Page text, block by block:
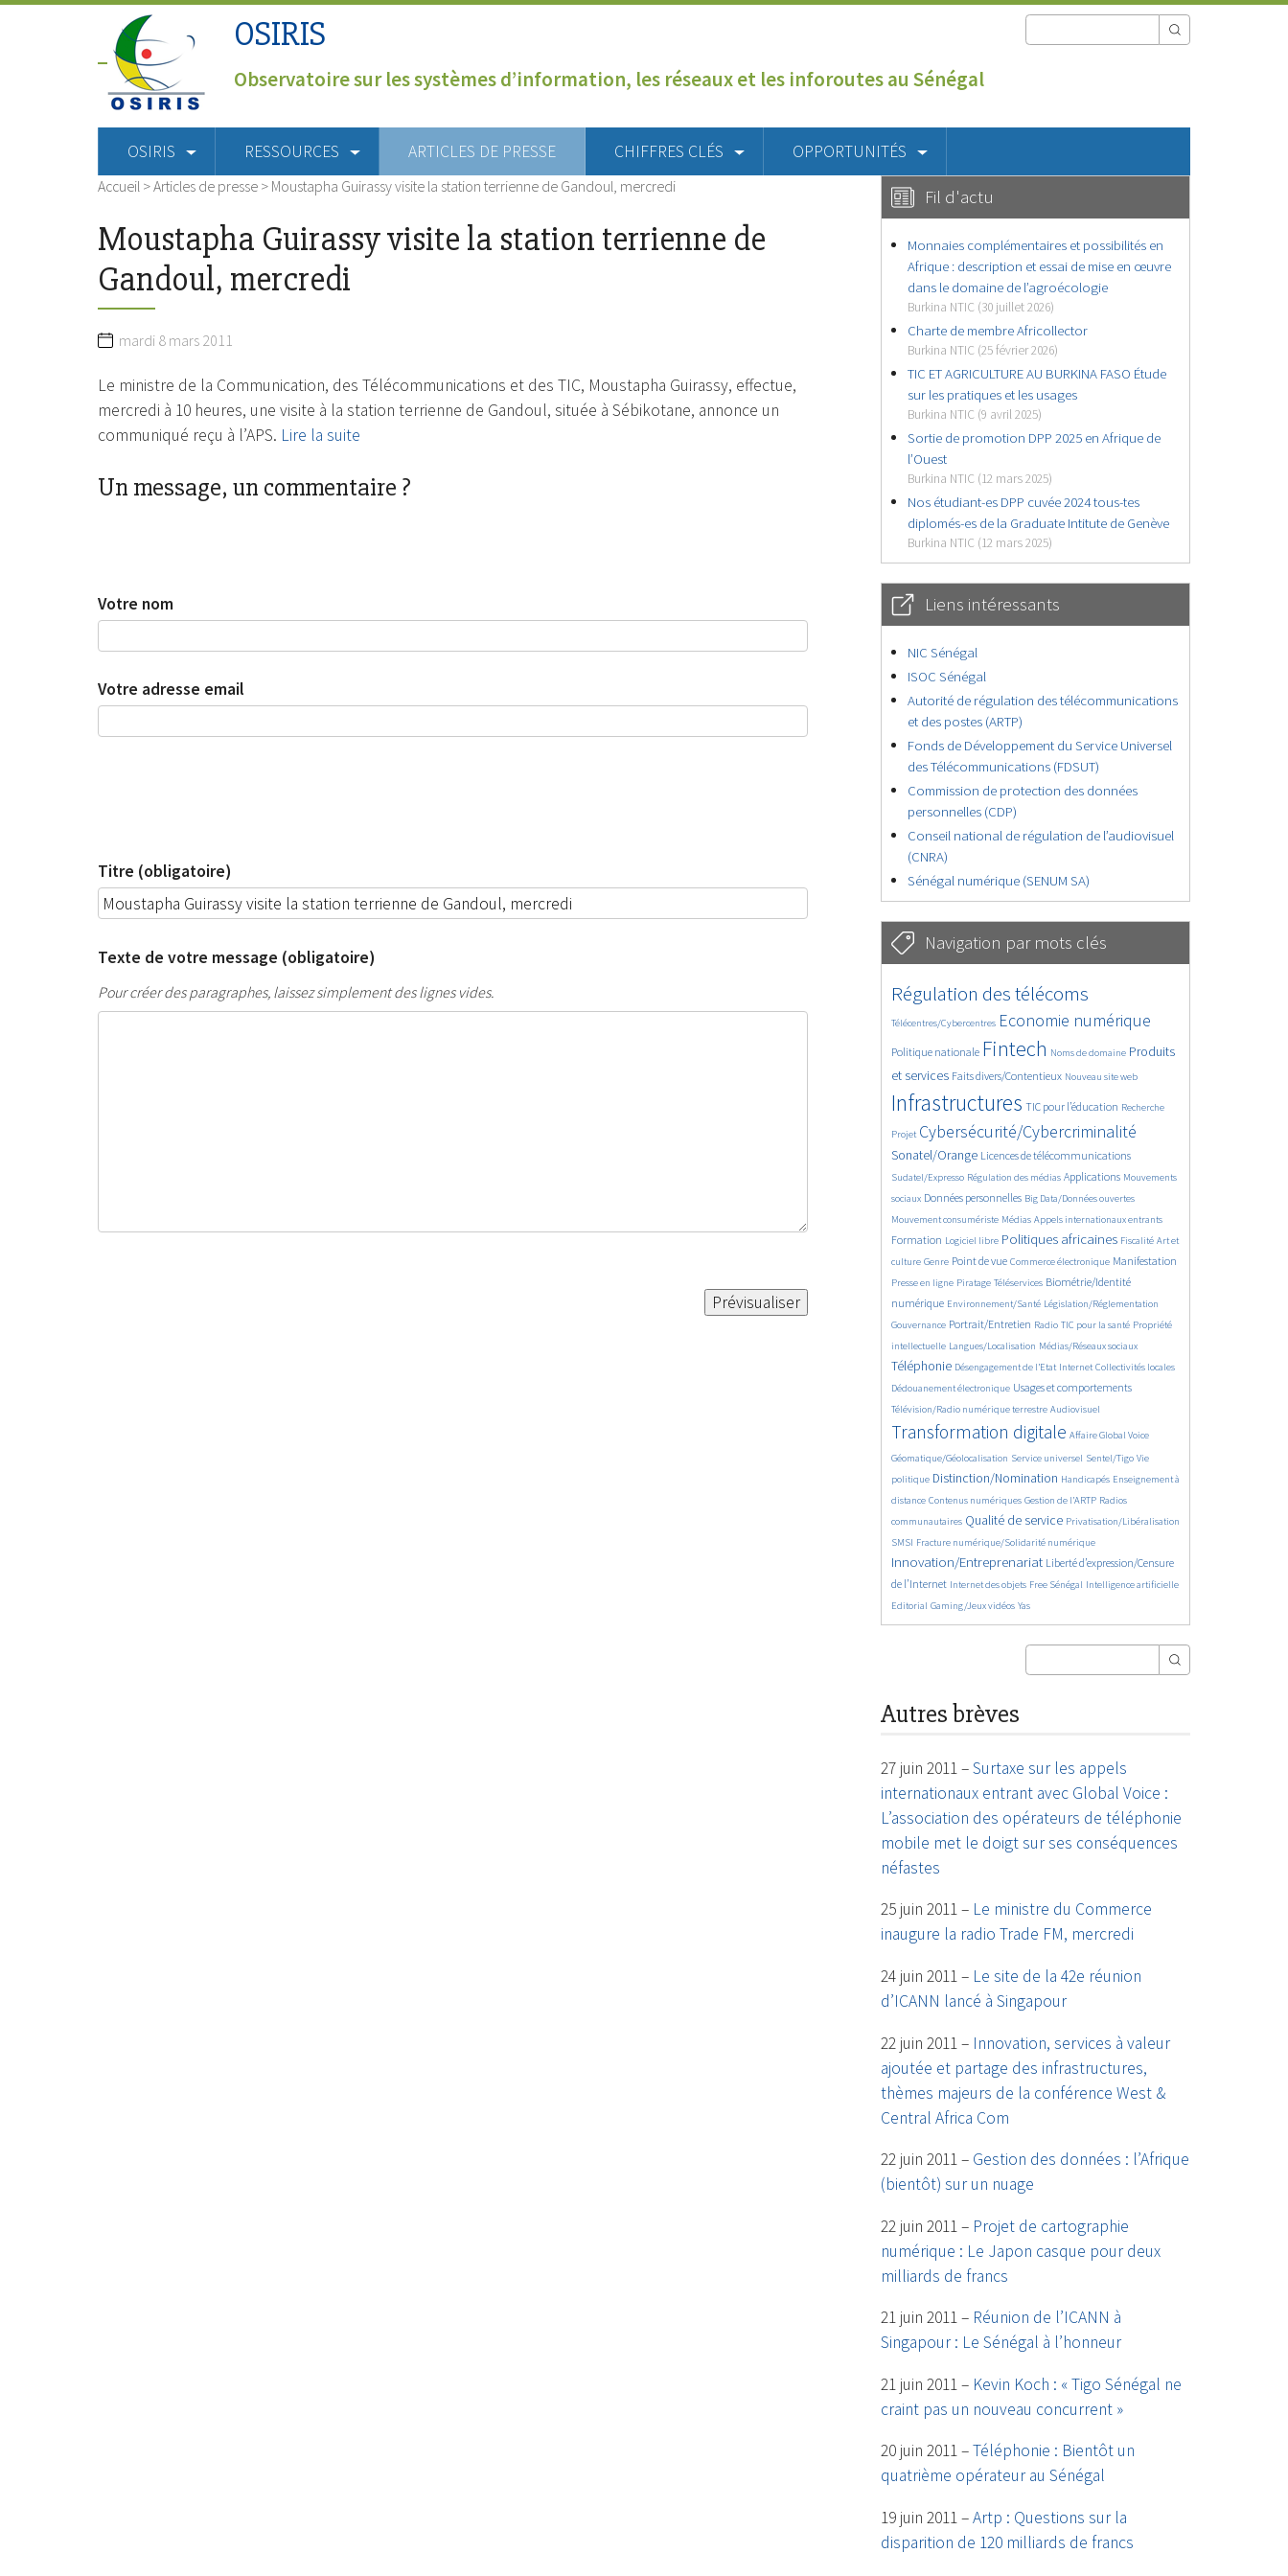
OSIRIS
Observatoire sur les systèmes d’information, les réseaux et les inforoutes au Sénégal
OSIRIS RESSOURCES ARTICLES DE PRESSE CHIFFRES CLÉS OPPORTUNITÉS
Accueil >Articles de presse > Moustapha Guirassy visite la station terrienne de Gandoul, mercredi
Moustapha Guirassy visite la station terrienne de
Gandoul, mercredi
mardi 8 mars 2011
Le ministre de la Communication, des Télécommunications et des TIC, Moustapha Guirassy, effectue,
mercredi à 10 heures, une visite à la station terrienne de Gandoul, située à Sébikotane, annonce un
communiqué reçu à l’APS. Lire la suite
Un message, un commentaire ?
Votre nom
Votre adresse email
Titre (obligatoire)
Texte de votre message (obligatoire)
Pour créer des paragraphes, laissez simplement des lignes vides.
Fil d'actu
Monnaies complémentaires et possibilités en
Afrique : description et essai de mise en œuvre
dans le domaine de l’agroécologie
Burkina NTIC (30 juillet 2026)
Charte de membre Africollector
Burkina NTIC (25 février 2026)
TIC ET AGRICULTURE AU BURKINA FASO Étude
sur les pratiques et les usages
Burkina NTIC (9 avril 2025)
Sortie de promotion DPP 2025 en Afrique de
l’Ouest
Burkina NTIC (12 mars 2025)
Nos étudiant-es DPP cuvée 2024 tous-tes
diplomés-es de la Graduate Intitute de Genève
Burkina NTIC (12 mars 2025)
Liens intéressants
NIC Sénégal
ISOC Sénégal
Autorité de régulation des télécommunications
et des postes (ARTP)
Fonds de Développement du Service Universel
des Télécommunications (FDSUT)
Commission de protection des données
personnelles (CDP)
Conseil national de régulation de l’audiovisuel
(CNRA)
Sénégal numérique (SENUM SA)
Navigation par mots clés
4629/5557
Régulation des télécoms
362/5557
Télécentres/Cybercentres
3737/5557 Economie numérique
1862/5557
Politique nationale Fintech Noms de domaine Produits
et services
1596/5557 Faits divers/Contentieux
839/5557 Nouveau site web
5557/5557
Infrastructures
1823/5557
TIC pour l’éducation
198/5557
Recherche
247/5557
Projet
3536/5557Cybersécurité/Cybercriminalité
2303/5557
Sonatel/Orange
1611/5557 Licences de télécommunications
299/5557
Sudatel/Expresso
1015/5557 Régulation des médias
1512/5557 Applications
1103/5557
Mouvements
sociaux
1664/5557Données personnelles
146/5557 Big Data/Données ouvertes
620/5557
Mouvement consumériste
366/5557 Médias
703/5557 Appels internationaux entrants
1749/5557
Formation
94/5557 Logiciel libre
2615/5557 Politiques africaines
1103/5557 Fiscalité
175/5557
Art et
culture
647/5557
Genre
1840/5557 Point de vue
1044/5557 Commerce électronique
1575/5557 Manifestation
337/5557
Presse en ligne
129/5557 Piratage
208/5557 Téléservices
1225/5557
Biométrie/Identité
numérique
363/5557 Environnement/Santé
349/5557 Législation/Réglementation
372/5557
Gouvernance
1870/5557Portrait/Entretien
145/5557 Radio
834/5557 TIC pour la santé
290/5557
Propriété
intellectuelle
60/5557 Langues/Localisation
1136/5557 Médias/Réseaux sociaux
2247/5557
Téléphonie
199/5557 Désengagement de l’Etat
1066/5557 Internet
120/5557 Collectivités locales
418/5557
Dédouanement électronique
1328/5557 Usages et comportements
1039/5557
Télévision/Radio numérique terrestre
569/5557 Audiovisuel
4010/5557
Transformation digitale
385/5557 Affaire Global Voice
169/5557
Géomatique/Géolocalisation
325/5557 Service universel
666/5557 Sentel/Tigo
183/5557
Vie
politique
2140/5557Distinction/Nomination
34/5557 Handicapés
711/5557
Enseignement à
distance
853/5557Contenus numériques
595/5557 Gestion de l’ARTP
191/5557
Radios
communautaires
2157/5557 Qualité de service
557/5557 Privatisation/Libéralisation
136/5557
SMSI
492/5557Fracture numérique/Solidarité numérique
2787/5557
Innovation/Entreprenariat
1365/5557
Liberté d’expression/Censure
de l’Internet
50/5557 Internet des objets
174/5557 Free Sénégal
879/5557 Intelligence artificielle
202/5557
Editorial
68/5557Gaming/Jeux vidéos
28/5557 Yas
Autres brèves
27 juin 2011 –Surtaxe sur les appels
internationaux entrant avec Global Voice :
L’association des opérateurs de téléphonie
mobile met le doigt sur ses conséquences
néfastes
25 juin 2011 – Le ministre du Commerce
inaugure la radio Trade FM, mercredi
24 juin 2011 – Le site de la 42e réunion
d’ICANN lancé à Singapour
22 juin 2011 – Innovation, services à valeur
ajoutée et partage des infrastructures,
thèmes majeurs de la conférence West &
Central Africa Com
22 juin 2011 – Gestion des données : l’Afrique
(bientôt) sur un nuage
22 juin 2011 – Projet de cartographie
numérique : Le Japon casque pour deux
milliards de francs
21 juin 2011 – Réunion de l’ICANN à
Singapour : Le Sénégal à l’honneur
21 juin 2011 – Kevin Koch : « Tigo Sénégal ne
craint pas un nouveau concurrent »
20 juin 2011 –Téléphonie : Bientôt un
quatrième opérateur au Sénégal
19 juin 2011 –Artp : Questions sur la
disparition de 120 milliards de francs